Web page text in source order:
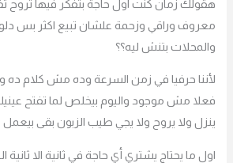
هقولك زمان كنت اول حاجة بتفكر فيها
معروف وراقي وزحمة علشان تبيع اكثر بس
والمحلات بتنش ليه؟؟
لأننا حرفيا في زمن السرعة وده مش كلام ده
فعلا مش موجود واليوم بيخلص لما تفتح
ينزل ولا يروح ولا يجي طيب الزبون بقى بيعمل
اول ما يحتاج يشتري أي حاجة في ثانية الا ثانية